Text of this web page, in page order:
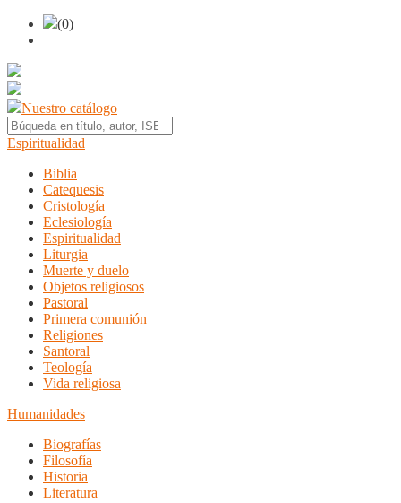
(0)
Nuestro catálogo
Espiritualidad
Biblia
Catequesis
Cristología
Eclesiología
Espiritualidad
Liturgia
Muerte y duelo
Objetos religiosos
Pastoral
Primera comunión
Religiones
Santoral
Teología
Vida religiosa
Humanidades
Biografías
Filosofía
Historia
Literatura